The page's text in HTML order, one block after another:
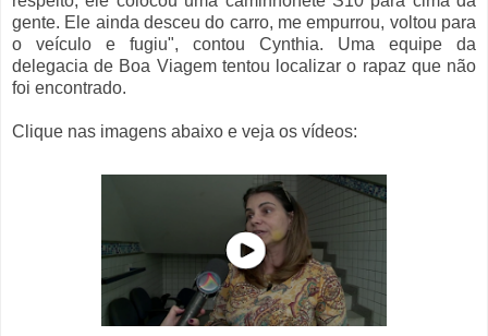
gente. Ele ainda desceu do carro, me empurrou, voltou para
o veículo e fugiu", contou Cynthia. Uma equipe da
delegacia de Boa Viagem tentou localizar o rapaz que não
foi encontrado.
Clique nas imagens abaixo e veja os vídeos: